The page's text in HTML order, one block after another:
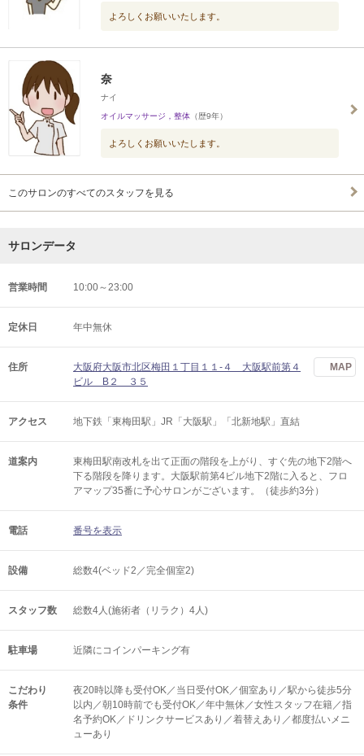
よろしくお願いいたします。
奈
ナイ
オイルマッサージ，整体 （歴9年）
よろしくお願いいたします。
このサロンのすべてのスタッフを見る
サロンデータ
営業時間 10:00～23:00
定休日 年中無休
住所
大阪府大阪市北区梅田１丁目１１-４ 大阪駅前第４
ビル B２ ３５
MAP
アクセス 地下鉄「東梅田駅」JR「大阪駅」「北新地駅」直結
道案内
東梅田駅南改札を出て正面の階段を上がり、すぐ先の地下2階へ
下る階段を降ります。大阪駅前第4ビル地下2階に入ると、フロ
アマップ35番に予心サロンがございます。（徒歩約3分）
電話 番号を表示
設備 総数4(ベッド2／完全個室2)
スタッフ数 総数4人(施術者（リラク）4人)
駐車場 近隣にコインパーキング有
こだわり
条件
夜20時以降も受付OK／当日受付OK／個室あり／駅から徒歩5分
以内／朝10時前でも受付OK／年中無休／女性スタッフ在籍／指
名予約OK／ドリンクサービスあり／着替えあり／都度払いメニ
ューあり